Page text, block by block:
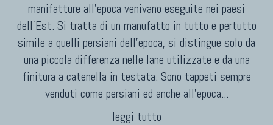
manifatture all'epoca venivano eseguite nei paesi
dell'Est. Si tratta di un manufatto in tutto e pertutto
simile a quelli persiani dell'epoca, si distingue solo da
una piccola differenza nelle lane utilizzate e da una
finitura a catenella in testata. Sono tappeti sempre
venduti come persiani ed anche all'epoca...
leggi tutto